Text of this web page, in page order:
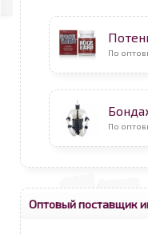
По
По
Оптовый поставщик